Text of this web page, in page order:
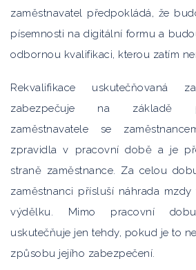
zaměstnavatel předpokládá, že
písemnosti na digitální formu a
odbornou kvalifikaci, kterou zatím
Rekvalifikace uskutečňovaná
zabezpečuje na základě
zaměstnavatele se
zpravidla v pracovní době a je
straně zaměstnance. Za celou
zaměstnanci přísluší náhrada
výdělku. Mimo pracovní
uskutečňuje jen tehdy, pokud je to
způsobu jejího zabezpečení.